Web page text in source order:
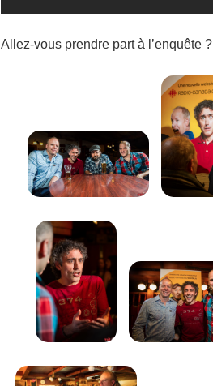
Allez-vous prendre part à l’enquête ?